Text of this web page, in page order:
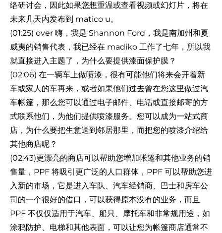
络研讨会，因此如果您想重温或查看视频或幻灯片，将在
未来几天内发布到 matico u。
(01:25) over 嗨，我是 Shannon Ford，我是南加州和夏
威夷的销售代表，我已经在 madiko 工作了七年，所以我
就直接进入主题了，为什么要提供漆面保护膜？
(02:06) 在一辆车上做喷漆，很有可能他们将来会开着新
车或家人的车再来，或者如果他们过去曾在您这里做过汽
车帐篷，那么您可以通过电子邮件、电话或直接邮寄的方
式联系他们，为他们提供喷漆服务。您可以成为一站式商
店，为什么要把生意送到邻居那里，而把您的喷漆介绍给
其他商店呢？
(02:43)更漂亮的商店可以帮助您增加帐篷和其他业务的销
售量，PPF 将吸引更广泛的人口群体，PPF 可以帮助您进
入新的市场，它是进入车队、汽车经销商、巴士和房车公
司的一个很好的借口，可以获得原本没有的业务，而且
PPF 不仅仅适用于汽车、船只、摩托车和非常规用途，如
涂鸦防护、电梯和其他表面，可以让您为帐篷商店通常不